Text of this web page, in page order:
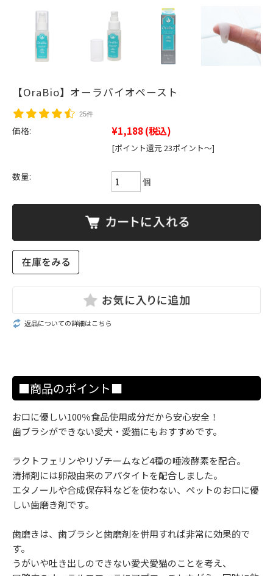
【OraBio】オーラバイオペースト
25件
価格: ¥1,188(税込)
[ポイント還元 23ポイント～]
数量: 個
返品についての詳細はこちら
■商品のポイント■
お口に優しい100％食品使用成分だから安心安全！
歯ブラシができない愛犬・愛猫にもおすすめです。
ラクトフェリンやリゾチームなど4種の唾液酵素を配合。
清掃剤には卵殻由来のアパタイトを配合しました。
エタノールや合成保存料などを使わない、ペットのお口に優
しい歯磨き剤です。
歯磨きは、歯ブラシと歯磨剤を併用すれば非常に効果的で
す。
うがいや吐き出しのできない愛犬愛猫のことを考え、